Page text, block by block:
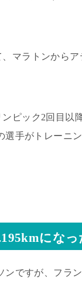
マラトンから
ピック 2回目以
選手がトレーニ
になっ
ンですが、フラ